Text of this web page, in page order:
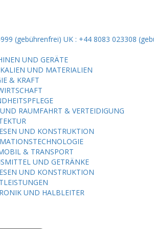
(gebührenfrei) UK : +44 8083 023308
UND GERÄTE
UND MATERIALIEN
& KRAFT
RAUMFAHRT & VERTEIDIGUNG
UND KONSTRUKTION
& TRANSPORT
UND GETRÄNKE
UND KONSTRUKTION
UND HALBLEITER